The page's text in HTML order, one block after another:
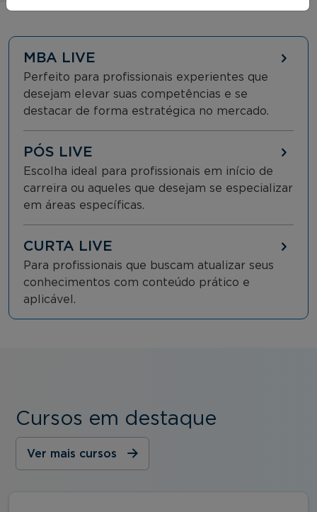
MBA LIVE
Perfeito para profissionais experientes que
desejam elevar suas competências e se
destacar de forma estratégica no mercado.
PÓS LIVE
Escolha ideal para profissionais em início de
carreira ou aqueles que desejam se especializar
em áreas específicas.
CURTA LIVE
Para profissionais que buscam atualizar seus
conhecimentos com conteúdo prático e
aplicável.
Cursos em destaque
Ver mais cursos